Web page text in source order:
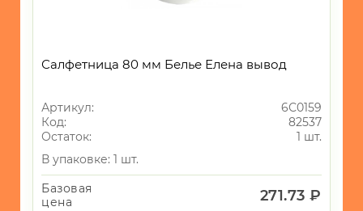
Салфетница 80 мм Белье Елена вывод
Артикул:
6С0159
Код:
82537
Остаток:
1 шт.
В упаковке: 1 шт.
Базовая
цена
271.73 ₽